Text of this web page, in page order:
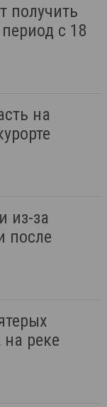
получить
с 18
на
из-за
после
реке